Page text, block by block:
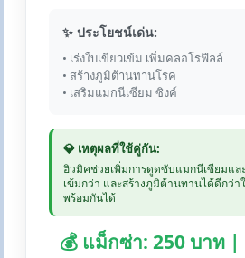
✨ ประโยชน์เด่น:
• เร่งใบเขียวเข้ม เพิ่มคลอโรฟิลล์
• สร้างภูมิต้านทานโรค
• เสริมแมกนีเซียม ซิงค์
💎 เหตุผลที่ใช้คู่กัน:
ฮิวมิคช่วยเพิ่มการดูดซับแมกนีเซียมแล
เข้มกว่า และสร้างภูมิต้านทานได้ดีกว่
พร้อมกันได้
💰 แม็กซ่า: 250 บาท